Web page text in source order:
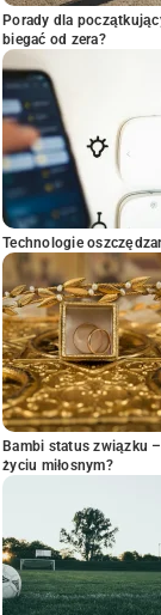
Porady dla
biegać od zera?
Technologie
Bambi status związku
życiu miłosnym?